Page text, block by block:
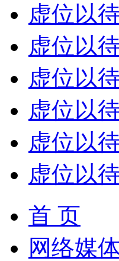
虚位以
虚位以
虚位以
虚位以
虚位以
虚位以
首 页
网络媒